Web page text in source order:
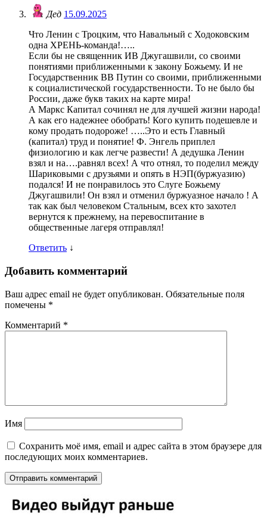
Дед 15.09.2025
Что Ленин с Троцким, что Навальный с Ходоковским
одна ХРЕНЬ-команда!…..
Если бы не священник ИВ Джугашвили, со своими
понятиями приближенными к закону Божьему. И не
Государственник ВВ Путин со своими, приближенными
к социалистической государственности. То не было бы
России, даже букв таких на карте мира!
А Маркс Капитал сочинял не для лучшей жизни народа!
А как его надежнее обобрать! Кого купить подешевле и
кому продать подороже! …..Это и есть Главный
(капитал) труд и понятие! Ф. Энгель приплел
физиологию и как легче развести! А дедушка Ленин
взял и на….равнял всех! А что отнял, то поделил между
Шариковыми с друзьями и опять в НЭП(буржуазию)
подался! И не понравилось это Слуге Божьему
Джугашвили! Он взял и отменил буржуазное начало ! А
так как был человеком Стальным, всех кто захотел
вернутся к прежнему, на перевоспитание в
общественные лагеря отправлял!
Ответить ↓
Добавить комментарий
Ваш адрес email не будет опубликован. Обязательные поля
помечены *
Комментарий *
Имя
Сохранить моё имя, email и адрес сайта в этом браузере для
последующих моих комментариев.